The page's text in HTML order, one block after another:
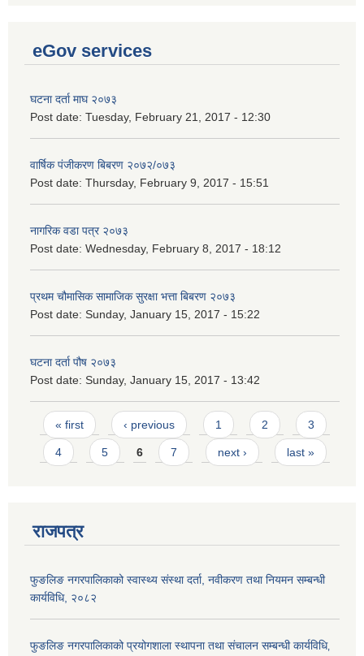
eGov services
घटना दर्ता माघ २०७३
Post date: Tuesday, February 21, 2017 - 12:30
वार्षिक पंजीकरण बिबरण २०७२/०७३
Post date: Thursday, February 9, 2017 - 15:51
नागरिक वडा पत्र २०७३
Post date: Wednesday, February 8, 2017 - 18:12
प्रथम चौमासिक सामाजिक सुरक्षा भत्ता बिबरण २०७३
Post date: Sunday, January 15, 2017 - 15:22
घटना दर्ता पौष २०७३
Post date: Sunday, January 15, 2017 - 13:42
Pages
« first ‹ previous 1 2 3
4 5 6 7 next › last »
राजपत्र
फुङलिङ नगरपालिकाको स्वास्थ्य संस्था दर्ता, नवीकरण तथा नियमन सम्बन्धी
कार्यविधि, २०८२
फुङलिङ नगरपालिकाको प्रयोगशाला स्थापना तथा संचालन सम्बन्धी कार्यविधि‚